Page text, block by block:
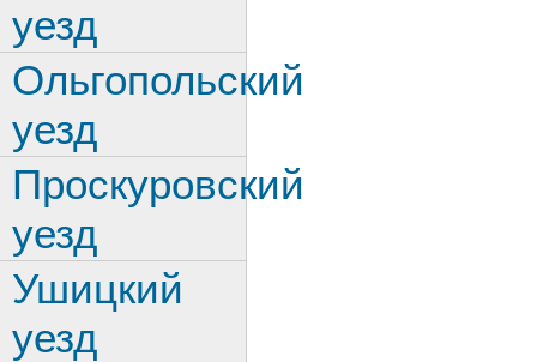
уезд
Ольгопольский
уезд
Проскуровский
уезд
Ушицкий
уезд